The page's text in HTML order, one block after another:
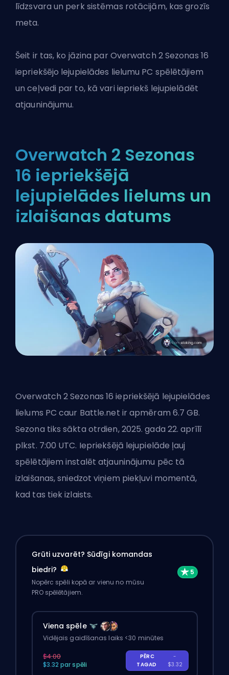
līdzsvara un perk sistēmas rotācijām, kas grozīs
meta.
Šeit ir tas, ko jāzina par Overwatch 2Sezonas 16
iepriekšējo lejupielādes lielumu PC spēlētājiem
un ceļvedi par to, kā vari iepriekš lejupielādēt
atjauninājumu.
Overwatch 2 Sezonas
16 iepriekšējā
lejupielādes lielums un
izlaišanas datums
Overwatch 2 Sezonas 16 iepriekšējā lejupielādes
lielums PC caur Battle.net ir apmēram 6.7 GB.
Sezona tiks sākta otrdien, 2025. gada 22. aprīlī
plkst. 7:00 UTC. Iepriekšējā lejupielāde ļauj
spēlētājiem instalēt atjauninājumu pēc tā
izlaišanas, sniedzot viņiem piekļuvi momentā,
kad tas tiek izlaists.
Grūti uzvarēt? Sūdīgi komandas
biedri?
Nopērc spēli kopā ar vienu no mūsu
PRO spēlētājiem.
Viena spēle
Vidējais gaidīšanas laiks <30 minūtes
$4.00
$3.32 par spēli
PĒRC
TAGAD
-
$3.32